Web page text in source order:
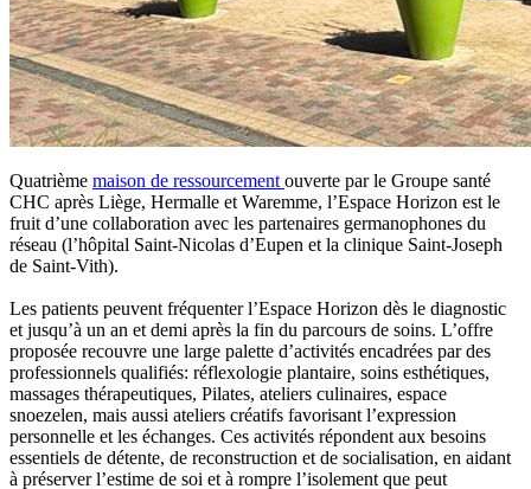
Quatrième maison de ressourcementouverte par le Groupe santé
CHC après Liège, Hermalle et Waremme, l’Espace Horizon est le
fruit d’une collaboration avec les partenaires germanophones du
réseau (l’hôpital Saint-Nicolas d’Eupen et la clinique Saint-Joseph
de Saint-Vith).
Les patients peuvent fréquenter l’Espace Horizon dès le diagnostic
et jusqu’à un an et demi après la fin du parcours de soins. L’offre
proposée recouvre une large palette d’activités encadrées par des
professionnels qualifiés: réflexologie plantaire, soins esthétiques,
massages thérapeutiques, Pilates, ateliers culinaires, espace
snoezelen, mais aussi ateliers créatifs favorisant l’expression
personnelle et les échanges. Ces activités répondent aux besoins
essentiels de détente, de reconstruction et de socialisation, en aidant
à préserver l’estime de soi et à rompre l’isolement que peut